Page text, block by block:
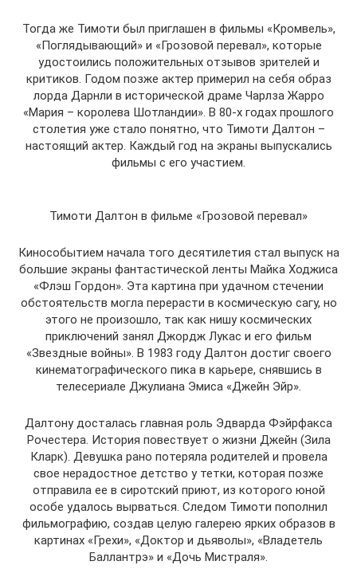
Тогда же Тимоти был приглашен в фильмы «Кромвель»,
«Поглядывающий» и «Грозовой перевал», которые
удостоились положительных отзывов зрителей и
критиков. Годом позже актер примерил на себя образ
лорда Дарнли в исторической драме Чарлза Жарро
«Мария – королева Шотландии». В 80-х годах прошлого
столетия уже стало понятно, что Тимоти Далтон –
настоящий актер. Каждый год на экраны выпускались
фильмы с его участием.
Тимоти Далтон в фильме «Грозовой перевал»
Кинособытием начала того десятилетия стал выпуск на
большие экраны фантастической ленты Майка Ходжиса
«Флэш Гордон». Эта картина при удачном стечении
обстоятельств могла перерасти в космическую сагу, но
этого не произошло, так как нишу космических
приключений занял Джордж Лукас и его фильм
«Звездные войны». В 1983 году Далтон достиг своего
кинематографического пика в карьере, снявшись в
телесериале Джулиана Эмиса «Джейн Эйр».
Далтону досталась главная роль Эдварда Фэйрфакса
Рочестера. История повествует о жизни Джейн (Зила
Кларк). Девушка рано потеряла родителей и провела
свое нерадостное детство у тетки, которая позже
отправила ее в сиротский приют, из которого юной
особе удалось вырваться. Следом Тимоти пополнил
фильмографию, создав целую галерею ярких образов в
картинах «Грехи», «Доктор и дьяволы», «Владетель
Баллантрэ» и «Дочь Мистраля».